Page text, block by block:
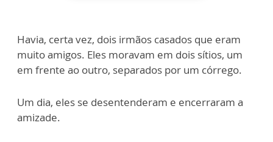
Havia, certa vez, dois irmãos casados que eram
muito amigos. Eles moravam em dois sítios, um
em frente ao outro, separados por um córrego.
Um dia, eles se desentenderam e encerraram a
amizade.